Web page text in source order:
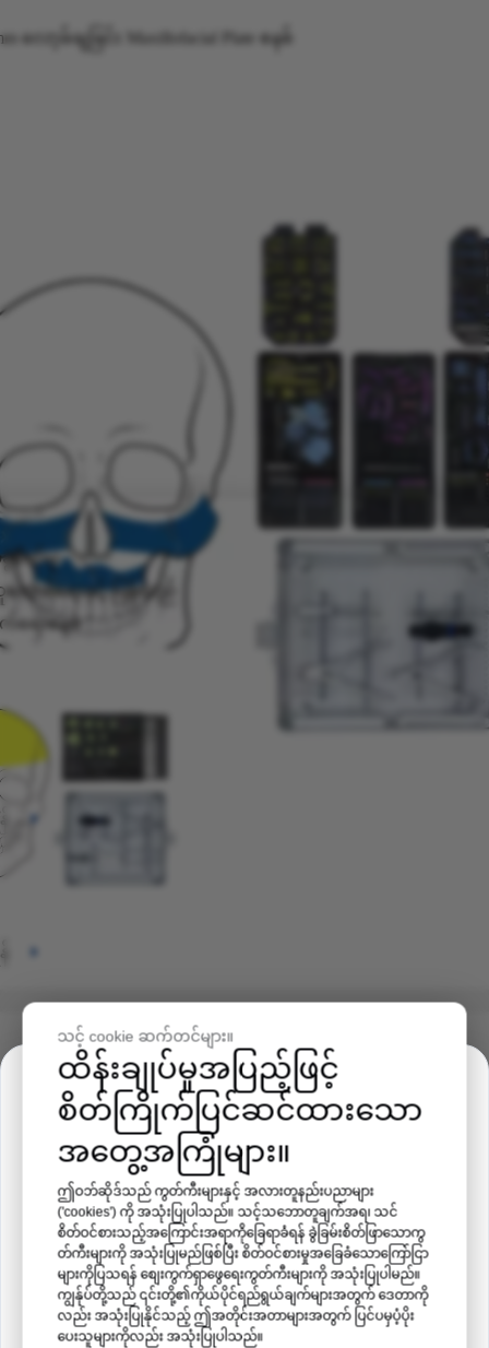
လော့ခ်ချခြင်း Maxillofacial Plate စနစ်
ခွဲစိတ်မှု
ောင်ရေးနှင့် ပြန်လည်
ေးစနစ်
ဦးခေါင်းခွံလော့ခ်
ပွဲဖိတ်စာ
ဆေးဘက်ဆိုင်ရာ ဖိလစ်ပိုင်ကုန်စည်ပြပွဲ 2026
နေရာ-မနီလာ၊ ဖိလစ်ပိုင်
ရက်စွဲ- 19-21 သြဂုတ် 2026
တဲအမှတ် ၃၅
သင့် cookie ဆက်တင်များ။
ထိန်းချုပ်မှုအပြည့်ဖြင့်
စိတ်ကြိုက်ပြင်ဆင်ထားသော
အတွေ့အကြုံများ။
ဤဝဘ်ဆိုဒ်သည် ကွတ်ကီးများနှင့် အလားတူနည်းပညာများ
('cookies') ကို အသုံးပြုပါသည်။ သင့်သဘောတူချက်အရ၊ သင်
စိတ်ဝင်စားသည့်အကြောင်းအရာကိုခြေရာခံရန် ခွဲခြမ်းစိတ်ဖြာသောကွ
တ်ကီးများကို အသုံးပြုမည်ဖြစ်ပြီး စိတ်ဝင်စားမှုအခြေခံသောကြော်ငြာ
များကိုပြသရန် စျေးကွက်ရှာဖွေရေးကွတ်ကီးများကို အသုံးပြုပါမည်။
ကျွန်ုပ်တို့သည် ၎င်းတို့၏ကိုယ်ပိုင်ရည်ရွယ်ချက်များအတွက် ဒေတာကို
လည်း အသုံးပြုနိုင်သည့် ဤအတိုင်းအတာများအတွက် ပြင်ပမှပံ့ပိုး
ပေးသူများကိုလည်း အသုံးပြုပါသည်။